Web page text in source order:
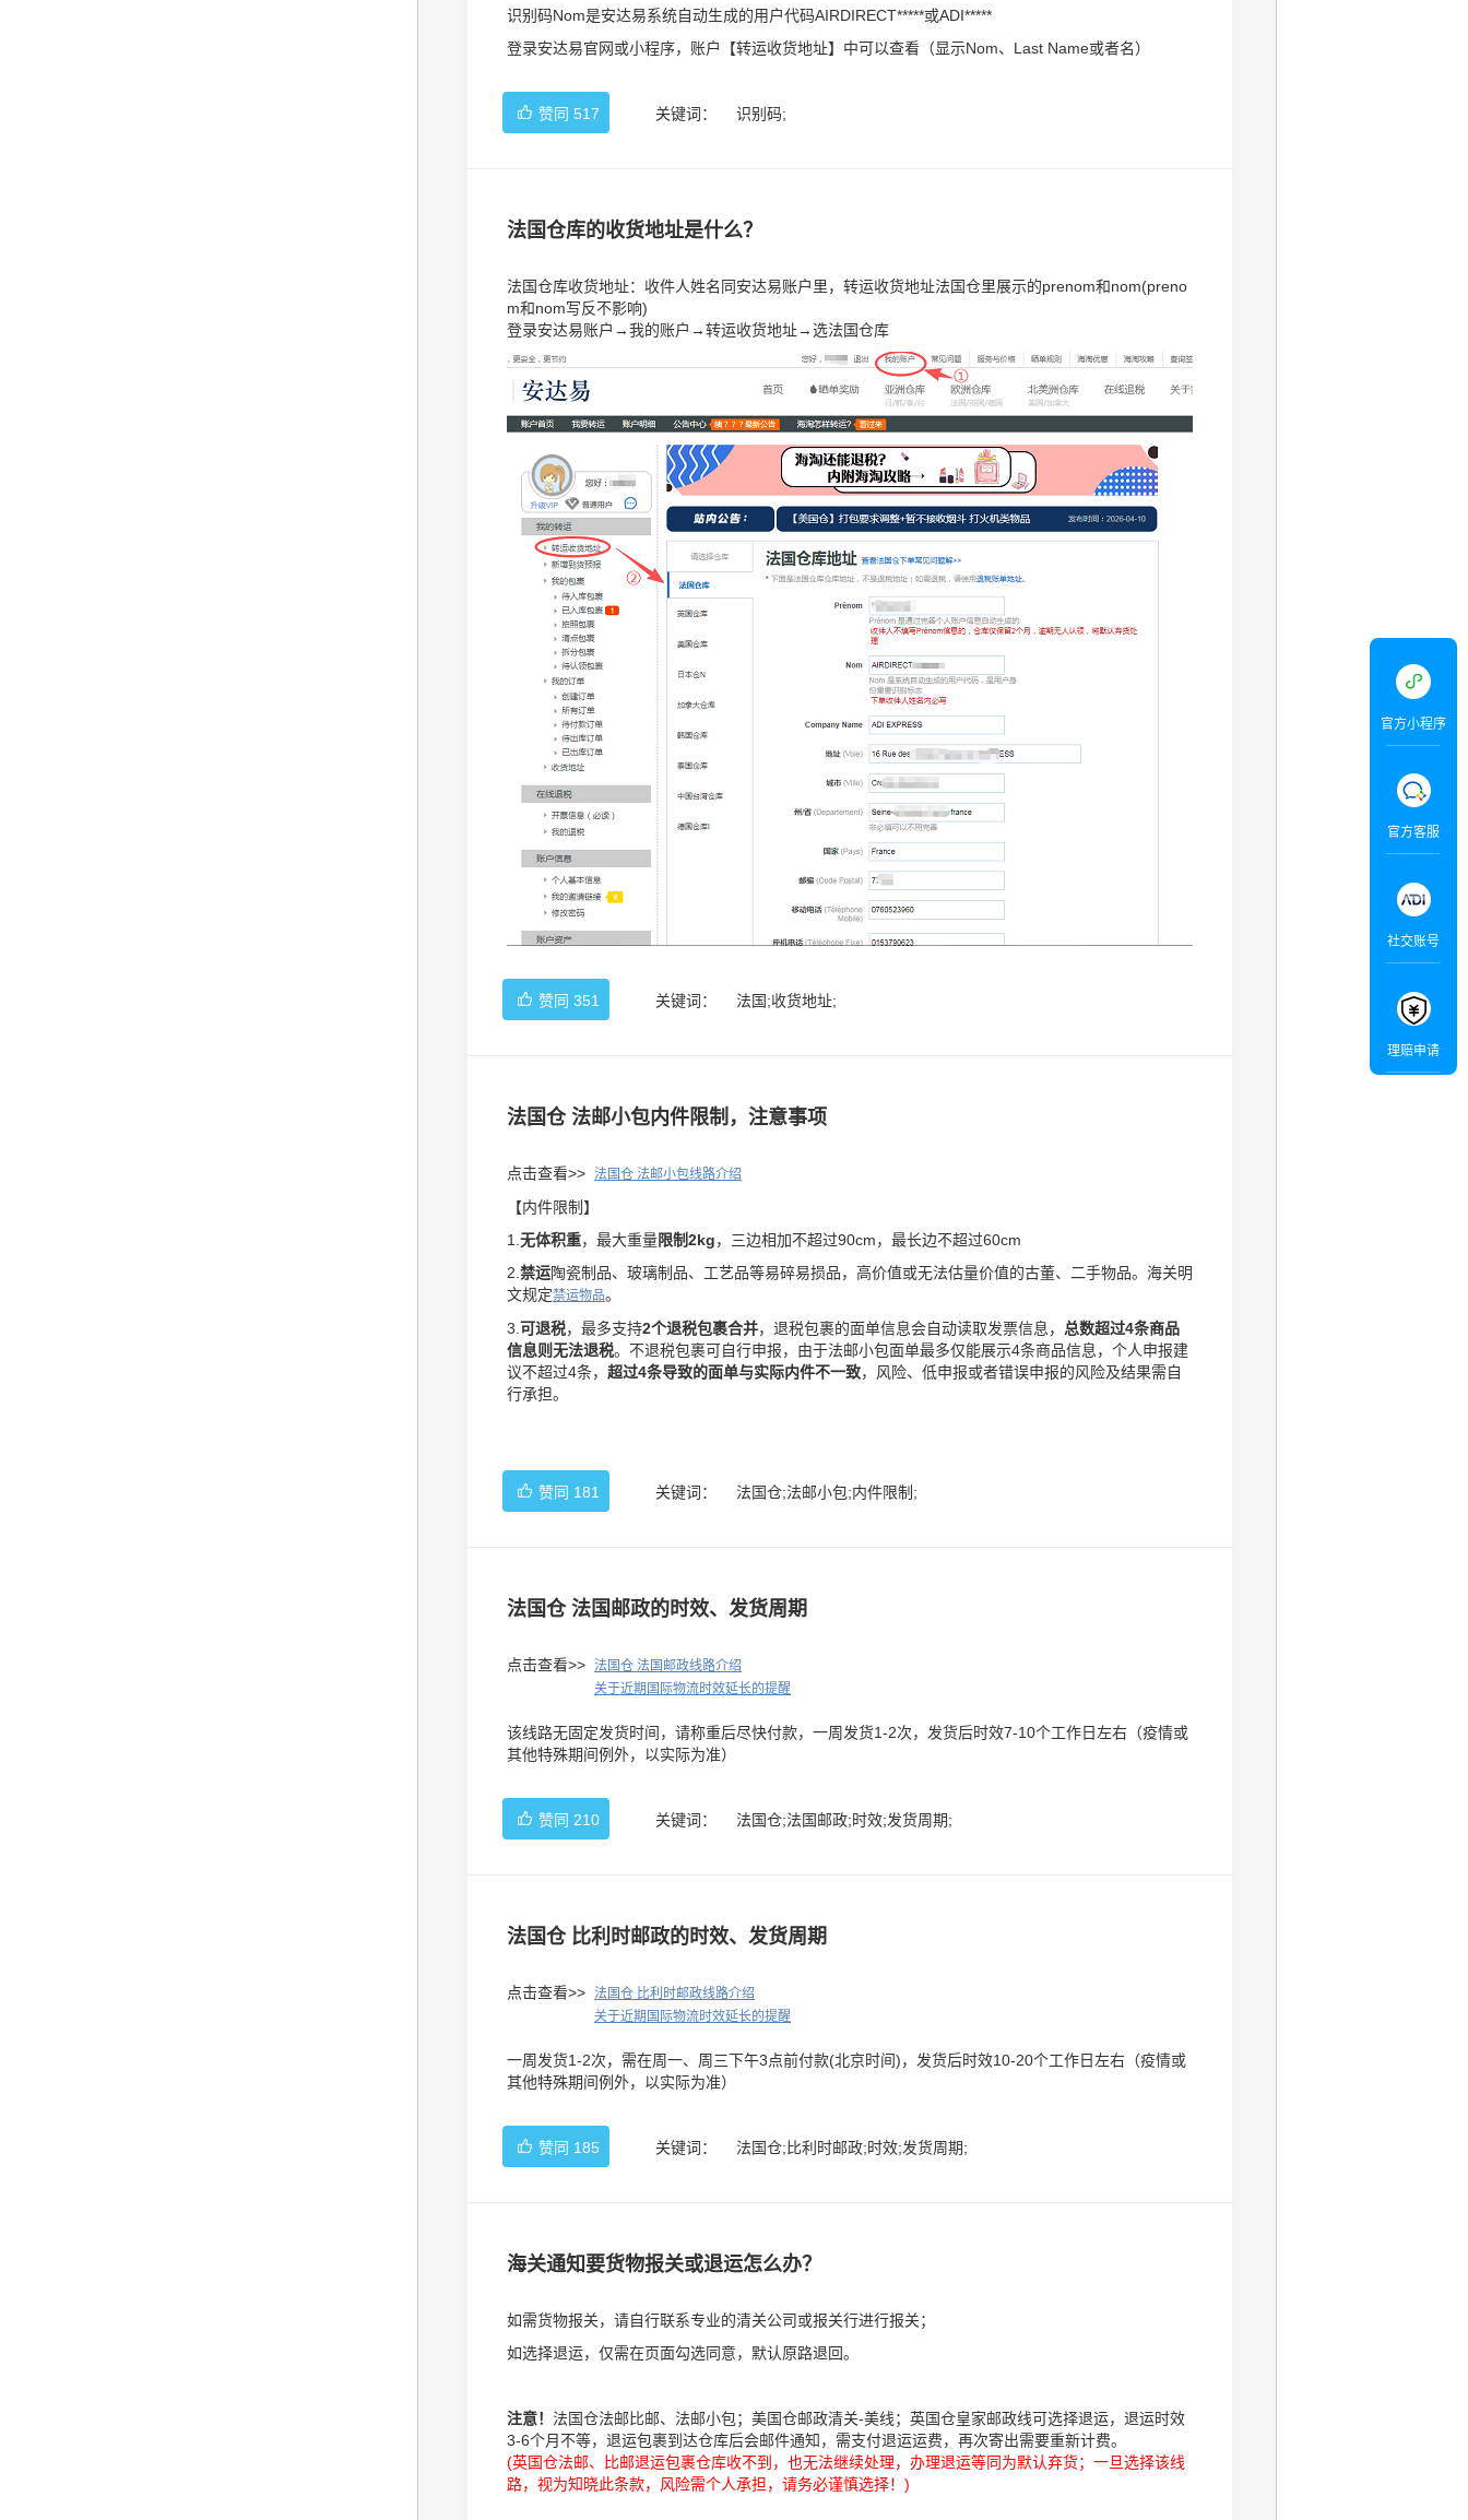
识别码Nom是安达易系统自动生成的用户代码AIRDIRECT*****或ADI*****
登录安达易官网或小程序，账户【转运收货地址】中可以查看（显示Nom、Last Name或者名）
赞同 517 关键词： 识别码;
法国仓库的收货地址是什么？
法国仓库收货地址：收件人姓名同安达易账户里，转运收货地址法国仓里展示的prenom和nom(preno
m和nom写反不影响)
登录安达易账户→我的账户→转运收货地址→选法国仓库
赞同 351 关键词： 法国;收货地址;
法国仓 法邮小包内件限制，注意事项
点击查看>> 法国仓 法邮小包线路介绍
【内件限制】
1. 无体积重，最大重量限制2kg，三边相加不超过90cm，最长边不超过60cm
2. 禁运陶瓷制品、玻璃制品、工艺品等易碎易损品，高价值或无法估量价值的古董、二手物品。海关明
文规定禁运物品。
3. 可退税，最多支持2个退税包裹合并，退税包裹的面单信息会自动读取发票信息， 总数超过4条商品
信息则无法退税。不退税包裹可自行申报，由于法邮小包面单最多仅能展示4条商品信息，个人申报建
议不超过4条， 超过4条导致的面单与实际内件不一致，风险、低申报或者错误申报的风险及结果需自
行承担。
赞同 181 关键词： 法国仓;法邮小包;内件限制;
法国仓 法国邮政的时效、发货周期
点击查看>>
法国仓 法国邮政线路介绍
关于近期国际物流时效延长的提醒
该线路无固定发货时间，请称重后尽快付款，一周发货1-2次，发货后时效7-10个工作日左右（疫情或
其他特殊期间例外，以实际为准）
赞同 210 关键词： 法国仓;法国邮政;时效;发货周期;
法国仓 比利时邮政的时效、发货周期
点击查看>>
法国仓 比利时邮政线路介绍
关于近期国际物流时效延长的提醒
一周发货1-2次，需在周一、周三下午3点前付款(北京时间)，发货后时效10-20个工作日左右（疫情或
其他特殊期间例外，以实际为准）
赞同 185 关键词： 法国仓;比利时邮政;时效;发货周期;
海关通知要货物报关或退运怎么办？
如需货物报关，请自行联系专业的清关公司或报关行进行报关；
如选择退运，仅需在页面勾选同意，默认原路退回。
注意！ 法国仓法邮比邮、法邮小包；美国仓邮政清关-美线；英国仓皇家邮政线可选择退运，退运时效
3-6个月不等，退运包裹到达仓库后会邮件通知，需支付退运运费，再次寄出需要重新计费。
(英国仓法邮、比邮退运包裹仓库收不到，也无法继续处理，办理退运等同为默认弃货；一旦选择该线
路，视为知晓此条款，风险需个人承担，请务必谨慎选择！)
官方小程序
官方客服
社交账号
理赔申请